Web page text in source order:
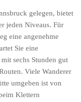
gelegen, bietet
jeden Niveaus. Für
eine angenehme
Sie eine
sechs Stunden gut
Viele Wanderer
umgeben ist von
Klettern